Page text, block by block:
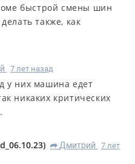
быстрой смены шин
также, как
7 лет назад
у них машина едет
никаких критических
) R Дмитрий
7 лет